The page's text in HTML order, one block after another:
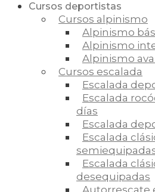
Cursos deportistas
Cursos alpinismo
Alpinismo
Alpinismo
Alpinismo
Cursos escalada
Escalada
Escalada
días
Escalada
Escalada
Escalada
desequipadas